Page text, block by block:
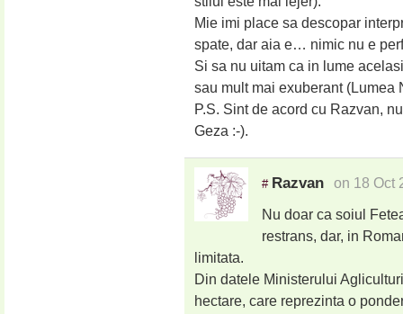
Mie imi place sa descopar
spate, dar aia e… nimic nu e
Si sa nu uitam ca in lume
sau mult mai exuberant
P.S. Sint de acord cu Razvan,
Geza :-).
# Razvan on 18 Oct
Nu doar ca soiul
restrans, dar, in
limitata.
Din datele Ministerului
hectare, care reprezinta o